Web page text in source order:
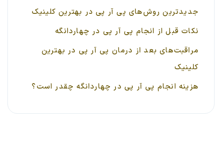
جدیدترین روش‌های پی آر پی در بهترین کلینیک
نکات قبل از انجام پی آر پی در چهاردانگه
مراقبت‌های بعد از درمان پی آر پی در بهترین
کلینیک
هزینه انجام پی آر پی در چهاردانگه چقدر است؟